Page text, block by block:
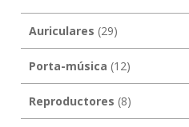
Auriculares (29)
Porta-música (12)
Reproductores (8)